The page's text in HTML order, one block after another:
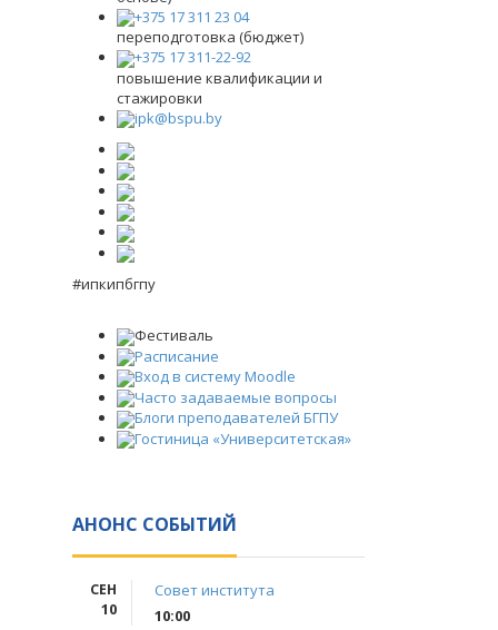
+375 17 311 23 04
переподготовка (бюджет)
+375 17 311-22-92
повышение квалификации и
стажировки
ipk@bspu.by
#ипкипбгпу
Фестиваль
Расписание
Вход в систему Moodle
Часто задаваемые вопросы
Блоги преподавателей БГПУ
Гостиница «Университетская»
АНОНС СОБЫТИЙ
СЕН
10
Совет института
10:00